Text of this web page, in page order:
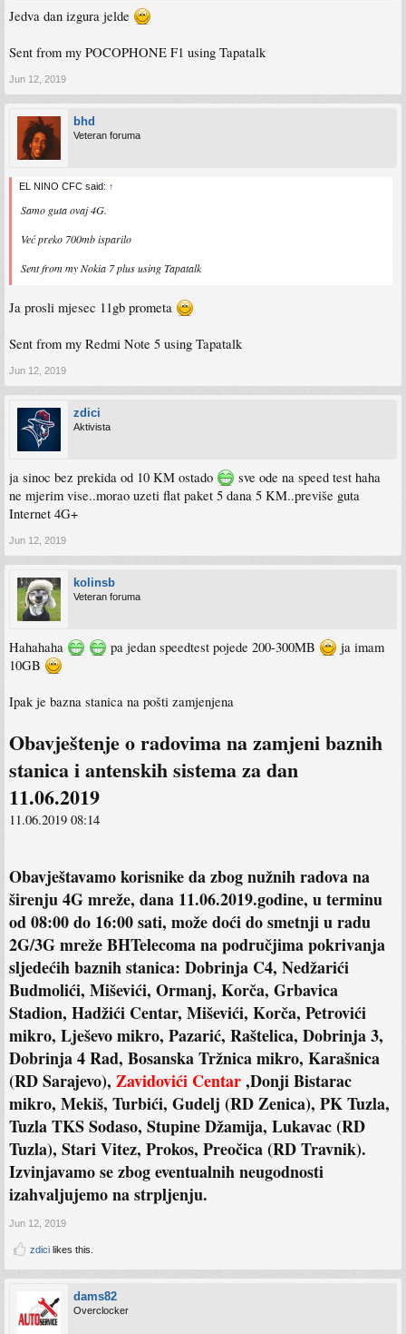
Jedva dan izgura jelde
Sent from my POCOPHONE F1 using Tapatalk
Jun 12, 2019
bhd
Veteran foruma
EL NINO CFC said: ↑
Samo guta ovaj 4G.
Već preko 700mb isparilo
Sent from my Nokia 7 plus using Tapatalk
Ja prosli mjesec 11gb prometa
Sent from my Redmi Note 5 using Tapatalk
Jun 12, 2019
zdici
Aktivista
ja sinoc bez prekida od 10 KM ostado
sve ode na speed test haha
ne mjerim vise..morao uzeti flat paket 5 dana 5 KM..previše guta
Internet 4G+
Jun 12, 2019
kolinsb
Veteran foruma
Hahahaha pa jedan speedtest pojede 200-300MB
ja imam
10GB
Ipak je bazna stanica na pošti zamjenjena
Obavještenje o radovima na zamjeni baznih
stanica i antenskih sistema za dan
11.06.2019
11.06.2019 08:14
Obavještavamo korisnike da zbog nužnih radova na
širenju 4G mreže, dana 11.06.2019.godine, u terminu
od 08:00 do 16:00 sati, može doći do smetnji u radu
2G/3G mreže BHTelecoma na područjima pokrivanja
sljedećih baznih stanica: Dobrinja C4, Nedžarići
Budmolići, Miševići, Ormanj, Korča, Grbavica
Stadion, Hadžići Centar, Miševići, Korča, Petrovići
mikro, Lješevo mikro, Pazarić, Raštelica, Dobrinja 3,
Dobrinja 4 Rad, Bosanska Tržnica mikro, Karašnica
(RD Sarajevo), Zavidovići Centar,Donji Bistarac
mikro, Mekiš, Turbići, Gudelj (RD Zenica), PK Tuzla,
Tuzla TKS Sodaso, Stupine Džamija, Lukavac (RD
Tuzla), Stari Vitez, Prokos, Preočica (RD Travnik).
Izvinjavamo se zbog eventualnih neugodnosti
izahvaljujemo na strpljenju.
Jun 12, 2019
zdici likes this.
dams82
Overclocker